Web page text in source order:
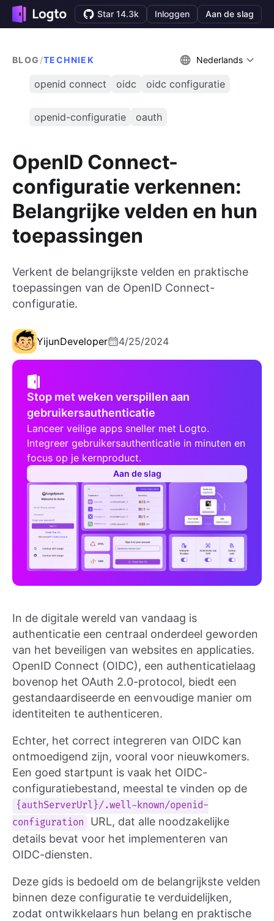
Star 14.3k Inloggen Aan de slag
BLOG /TECHNIEK Nederlands
openid connect oidc oidc configuratie
openid-configuratie oauth
OpenID Connect-
configuratie verkennen:
Belangrijke velden en hun
toepassingen
Verkent de belangrijkste velden en praktische
toepassingen van de OpenID Connect-
configuratie.
YijunDeveloper 4/25/2024
Stop met weken verspillen aan
gebruikersauthenticatie
Lanceer veilige apps sneller met Logto.
Integreer gebruikersauthenticatie in minuten en
focus op je kernproduct.
Aan de slag
In de digitale wereld van vandaag is
authenticatie een centraal onderdeel geworden
van het beveiligen van websites en applicaties.
OpenID Connect (OIDC), een authenticatielaag
bovenop het OAuth 2.0-protocol, biedt een
gestandaardiseerde en eenvoudige manier om
identiteiten te authenticeren.
Echter, het correct integreren van OIDC kan
ontmoedigend zijn, vooral voor nieuwkomers.
Een goed startpunt is vaak het OIDC-
configuratiebestand, meestal te vinden op de
{authServerUrl}/.well-known/openid-
configuration
URL, dat alle noodzakelijke
details bevat voor het implementeren van
OIDC-diensten.
Deze gids is bedoeld om de belangrijkste velden
binnen deze configuratie te verduidelijken,
zodat ontwikkelaars hun belang en praktische